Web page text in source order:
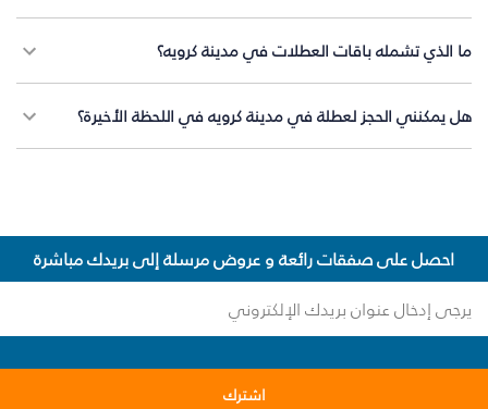
ما الذي تشمله باقات العطلات في مدينة كرويه؟
هل يمكنني الحجز لعطلة في مدينة كرويه في اللحظة الأخيرة؟
احصل على صفقات رائعة و عروض مرسلة إلى بريدك مباشرة
اشترك